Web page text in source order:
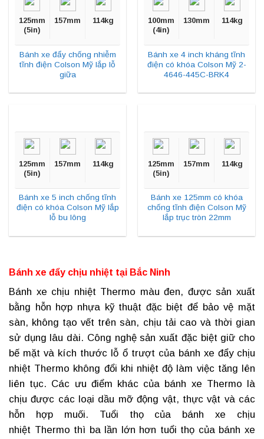
125mm
(5in)
157mm 114kg
Bánh xe đẩy chống nhiễm
tĩnh điện Colson Mỹ lắp lỗ
giữa
100mm
(4in)
130mm 114kg
Bánh xe 4 inch kháng tĩnh
điện có khóa Colson Mỹ 2-
4646-445C-BRK4
125mm
(5in)
157mm 114kg
Bánh xe 5 inch chống tĩnh
điện có khóa Colson Mỹ lắp
lỗ bu lông
125mm
(5in)
157mm 114kg
Bánh xe 125mm có khóa
chống tĩnh điện Colson Mỹ
lắp trục tròn 22mm
Bánh xe đẩy chịu nhiệt tại Bắc Ninh
Bánh xe chịu nhiệtThermo màu đen, được sản xuất
bằng hỗn hợp nhựa kỹ thuật đặc biệt để bảo vệ mặt
sàn, không tạo vết trên sàn, chịu tải cao và thời gian
sử dụng lâu dài. Công nghệ sản xuất đặc biệt giữ cho
bế mặt và kích thước lỗ ổ trượt của bánh xe đẩy chịu
nhiệt Thermo không đổi khi nhiệt độ làm việc tăng lên
liên tục. Các ưu điểm khác của bánh xe Thermo là
chịu được các loại dầu mỡ động vật, thực vật và các
hỗn hợp muối. Tuổi thọ của bánh xe chịu
nhiệt Thermo thì ba lần lớn hơn tuổi thọ của bánh xe